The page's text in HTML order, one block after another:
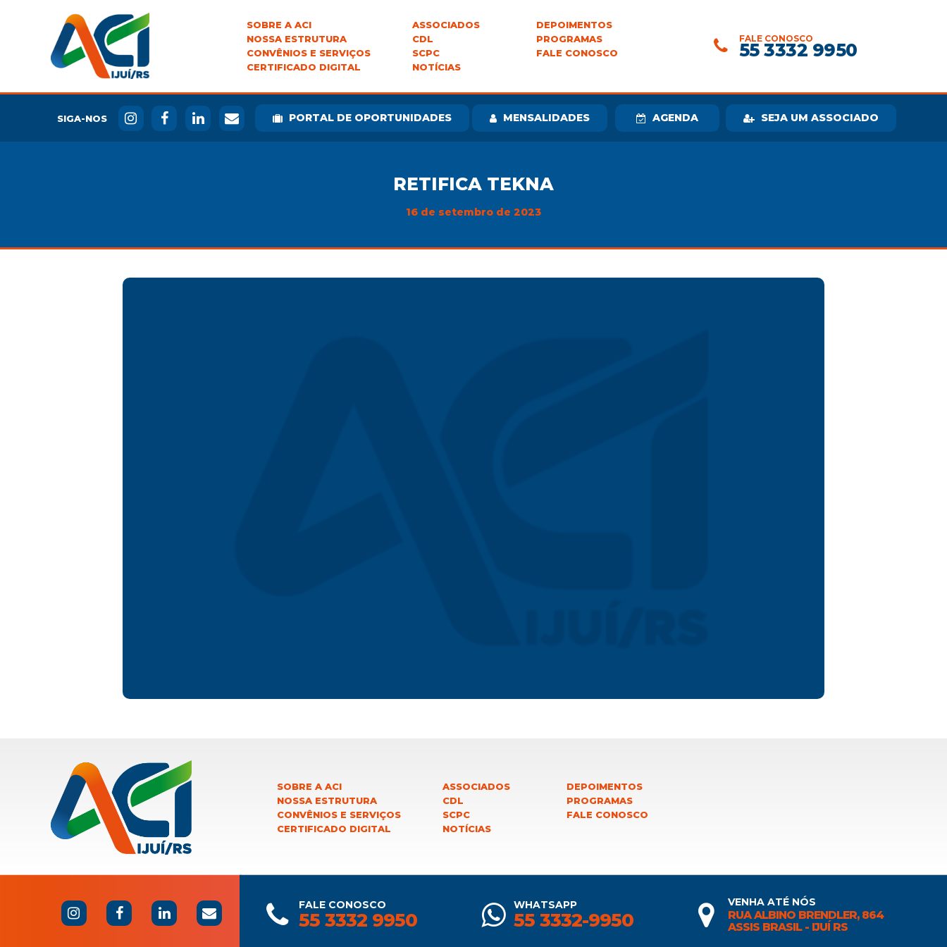
SOBRE A ACI
NOSSA ESTRUTURA
CONVÊNIOS E SERVIÇOS
CERTIFICADO DIGITAL
ASSOCIADOS
CDL
SCPC
NOTÍCIAS
DEPOIMENTOS
PROGRAMAS
FALE CONOSCO
FALE CONOSCO
55 3332 9950
SIGA-NOS PORTAL DE OPORTUNIDADES MENSALIDADES AGENDA SEJA UM ASSOCIADO
RETIFICA TEKNA
16 de setembro de 2023
SOBRE A ACI
NOSSA ESTRUTURA
CONVÊNIOS E SERVIÇOS
CERTIFICADO DIGITAL
ASSOCIADOS
CDL
SCPC
NOTÍCIAS
DEPOIMENTOS
PROGRAMAS
FALE CONOSCO
FALE CONOSCO
55 3332 9950
WHATSAPP
55 3332-9950
VENHA ATÉ NÓS
RUA ALBINO BRENDLER, 864
ASSIS BRASIL - IJUÍ RS